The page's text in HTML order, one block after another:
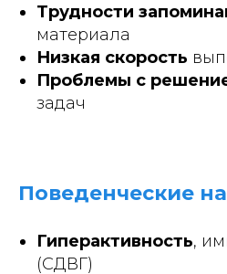
Трудности
материала
Низкая скорость
Проблемы с
задач
Поведенческие
Гиперактивность,
(СДВГ)